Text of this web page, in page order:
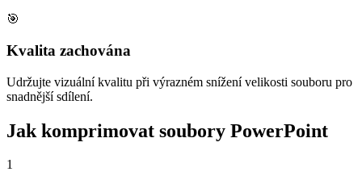
🎯
Kvalita zachována
Udržujte vizuální kvalitu při výrazném snížení velikosti souboru pro
snadnější sdílení.
Jak komprimovat soubory PowerPoint
1